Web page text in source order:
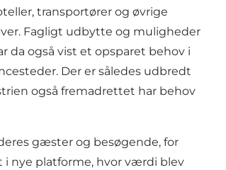
transportører og øvrige
Fagligt udbytte og muligheder
også vist et opsparet behov i
Der er således udbredt
også fremadrettet har behov
gæster og besøgende, for
i nye platforme, hvor værdi blev